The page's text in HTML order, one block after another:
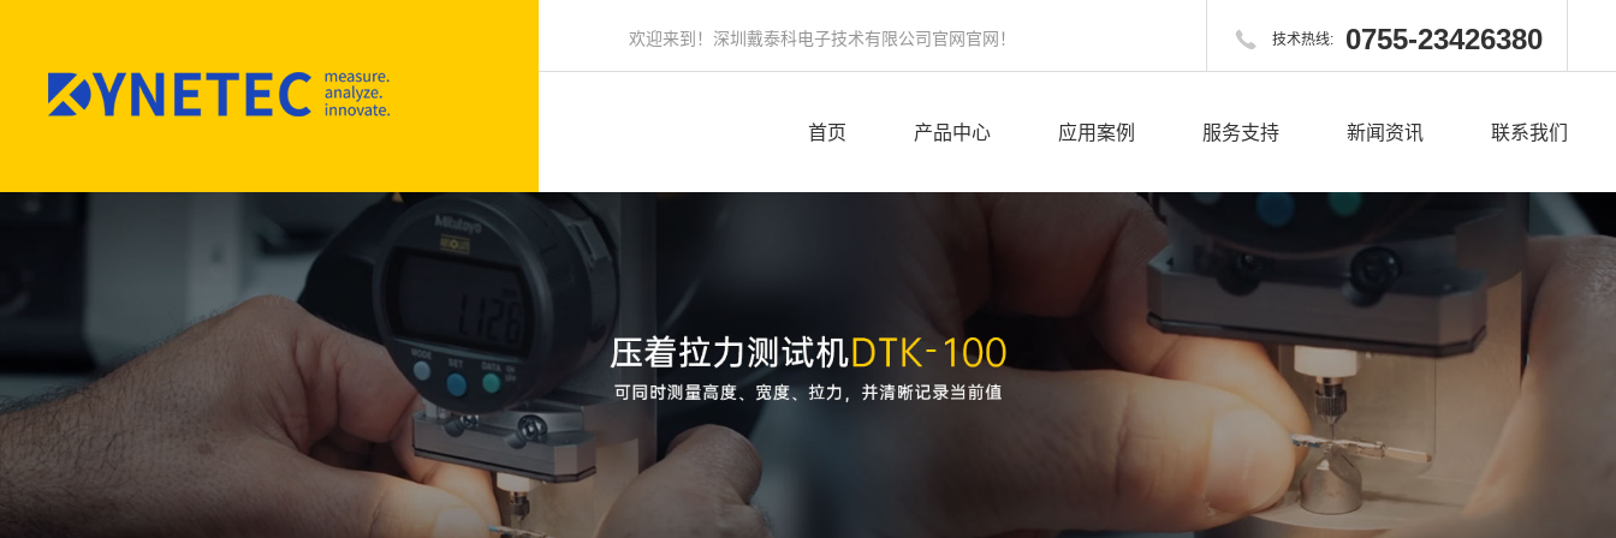
欢迎来到！深圳戴泰科电子技术有限公司官网官网！  技术热线: 0755-23426380
首页 产品中心 应用案例 服务支持 新闻资讯 联系我们